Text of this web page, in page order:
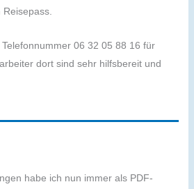
Telefonnummer 06 32 05 88 16 für
dort sind sehr hilfsbereit und
habe ich nun immer als PDF-